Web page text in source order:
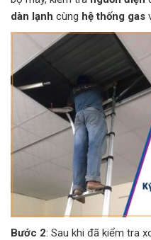
dàn lạnh cùng hệ thống gas
Bước 2: Sau khi đã kiểm tra